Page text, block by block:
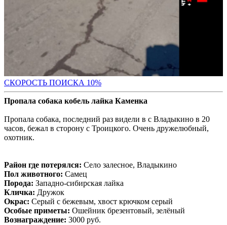
СКОРОСТЬ ПОИСКА 10%
Пропала собака кобель лайка Каменка
Пропала собака, последний раз видели в с Владыкино в 20
часов, бежал в сторону с Троицкого. Очень дружелюбный,
охотник.
Район где потерялся: Село залесное, Владыкино
Пол животного: Самец
Порода: Западно-сибирская лайка
Кличка: Дружок
Окрас: Серый с бежевым, хвост крючком серый
Особые приметы: Ошейник брезентовый, зелёный
Вознаграждение: 3000 руб.